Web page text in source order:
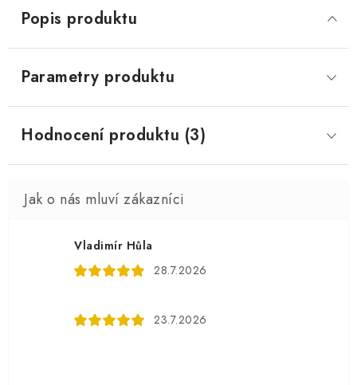
Popis produktu
Parametry produktu
Hodnocení produktu (3)
Vladimír Hůla
28.7.2026
23.7.2026